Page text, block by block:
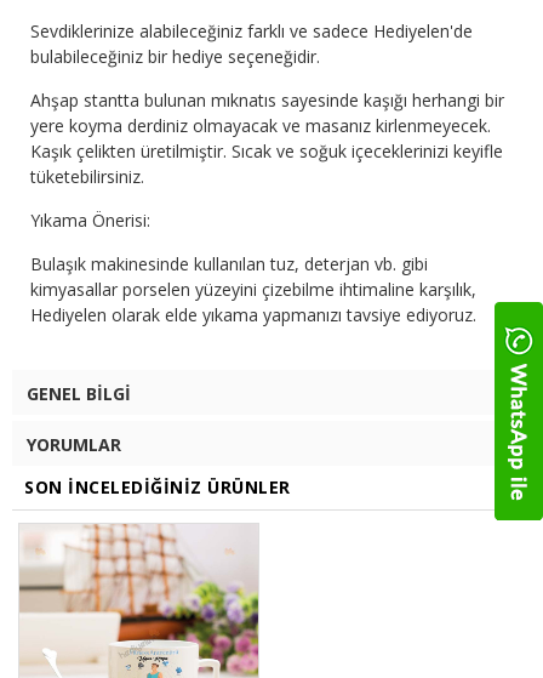
Sevdiklerinize alabileceğiniz farklı ve sadece Hediyelen'de
bulabileceğiniz bir hediye seçeneğidir.
Ahşap stantta bulunan mıknatıs sayesinde kaşığı herhangi bir
yere koyma derdiniz olmayacak ve masanız kirlenmeyecek.
Kaşık çelikten üretilmiştir. Sıcak ve soğuk içeceklerinizi keyifle
tüketebilirsiniz.
Yıkama Önerisi:
Bulaşık makinesinde kullanılan tuz, deterjan vb. gibi
kimyasallar porselen yüzeyini çizebilme ihtimaline karşılık,
Hediyelen olarak elde yıkama yapmanızı tavsiye ediyoruz.
GENEL BILGI
YORUMLAR
SON İNCELEDIĞINIZ ÜRÜNLER